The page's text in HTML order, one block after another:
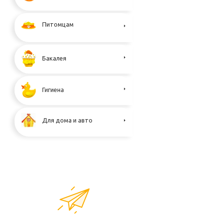
Питомцам
Бакалея
Гигиена
Для дома и авто